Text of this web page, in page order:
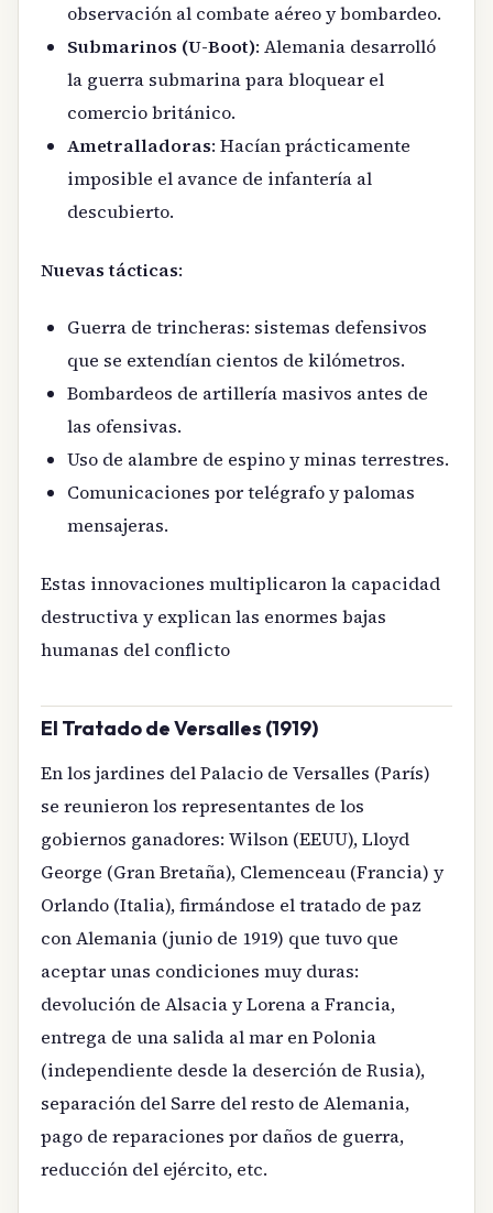
observación al combate aéreo y bombardeo.
Submarinos (U-Boot): Alemania desarrolló
la guerra submarina para bloquear el
comercio británico.
Ametralladoras: Hacían prácticamente
imposible el avance de infantería al
descubierto.
Nuevas tácticas:
Guerra de trincheras: sistemas defensivos
que se extendían cientos de kilómetros.
Bombardeos de artillería masivos antes de
las ofensivas.
Uso de alambre de espino y minas terrestres.
Comunicaciones por telégrafo y palomas
mensajeras.
Estas innovaciones multiplicaron la capacidad
destructiva y explican las enormes bajas
humanas del conflicto
El Tratado de Versalles (1919)
En los jardines del Palacio de Versalles (París)
se reunieron los representantes de los
gobiernos ganadores: Wilson (EEUU), Lloyd
George (Gran Bretaña), Clemenceau (Francia) y
Orlando (Italia), firmándose el tratado de paz
con Alemania (junio de 1919) que tuvo que
aceptar unas condiciones muy duras:
devolución de Alsacia y Lorena a Francia,
entrega de una salida al mar en Polonia
(independiente desde la deserción de Rusia),
separación del Sarre del resto de Alemania,
pago de reparaciones por daños de guerra,
reducción del ejército, etc.